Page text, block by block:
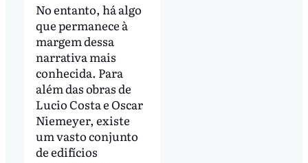
No entanto, há algo
que permanece à
margem dessa
narrativa mais
conhecida. Para
além das obras de
Lucio Costa e Oscar
Niemeyer, existe
um vasto conjunto
de edifícios